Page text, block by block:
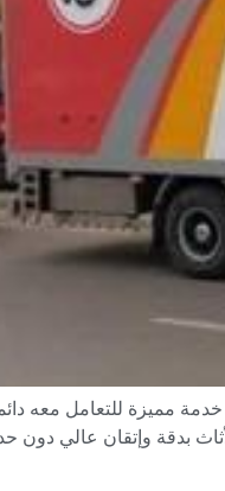
خدمة مميزة للتعامل
بدقة وإتقان عالي دون